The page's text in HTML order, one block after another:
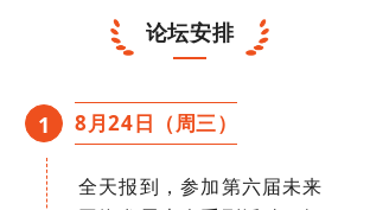
论坛安排
1 8月24日（周三）
全天报到，参加第六届未来